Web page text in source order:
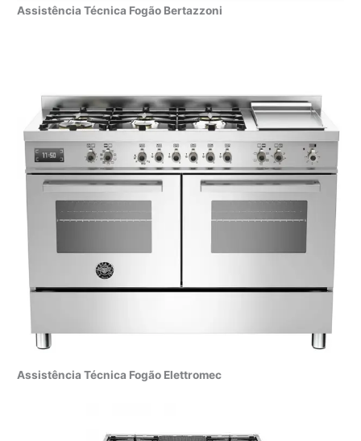
Assistência Técnica Fogão Bertazzoni
Assistência Técnica Fogão Elettromec